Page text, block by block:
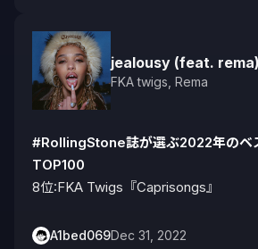
jealousy (feat. rema)
FKA twigs Rema
#RollingStone誌が選ぶ2022年のベ
TOP100
8位:FKA Twigs『Caprisongs』
A1bed069Dec 31, 2022